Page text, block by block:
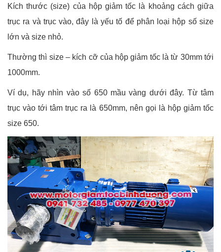
Kích thước (size) của hộp giảm tốc là khoảng cách giữa
trục ra và trục vào, đây là yếu tố để phân loại hộp số size
lớn và size nhỏ.
Thường thì size – kích cỡ của hộp giảm tốc là từ 30mm tới
1000mm.
Ví dụ, hãy nhìn vào số 650 mầu vàng dưới đây. Từ tâm
trục vào tới tâm trục ra là 650mm, nên gọi là hộp giảm tốc
size 650.